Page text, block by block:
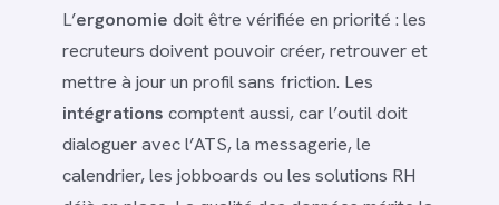
L’ergonomie doit être vérifiée en priorité : les
recruteurs doivent pouvoir créer, retrouver et
mettre à jour un profil sans friction. Les
intégrations comptent aussi, car l’outil doit
dialoguer avec l’ATS, la messagerie, le
calendrier, les jobboards ou les solutions RH